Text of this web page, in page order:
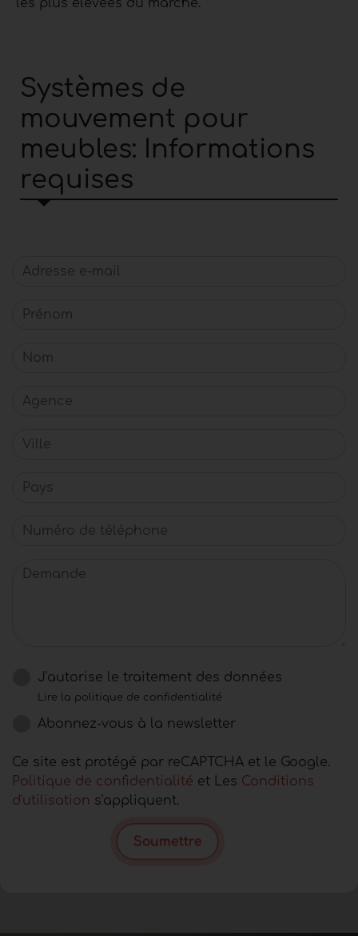
les plus élevées du marché.
Systèmes de
mouvement pour
meubles: Informations
requises
Adresse e-mail
Prénom
Nom
Agence
Ville
Pays
Numéro de téléphone
Demande
J'autorise le traitement des données
Lire la politique de confidentialité
Abonnez-vous à la newsletter
Ce site est protégé par reCAPTCHA et le Google.
Politique de confidentialité et Les Conditions
d'utilisation s'appliquent.
Soumettre